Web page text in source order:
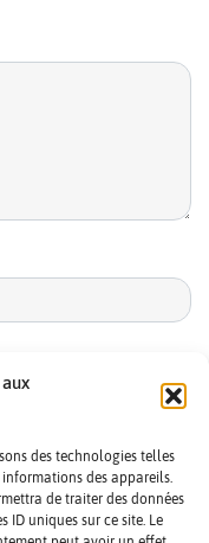
des technologies telles
des appareils.
de traiter des données
uniques sur ce site. Le